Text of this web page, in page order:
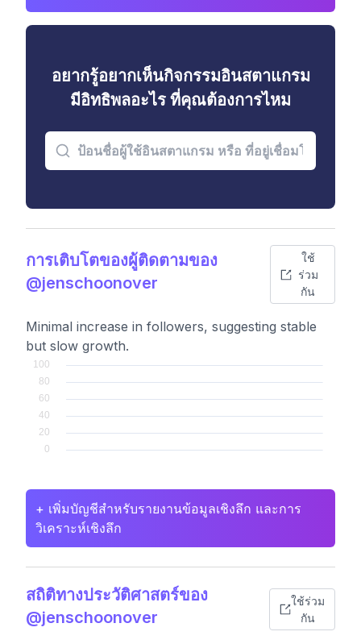
อยากรู้อยากเห็นกิจกรรมอินสตาแกรม
มีอิทธิพลอะไร ที่คุณต้องการไหม
การเติบโตของผู้ติดตามของ
@jenschoonover
ใช้
ร่วม
กัน
Minimal increase in followers, suggesting stable
but slow growth.
+ เพิ่มบัญชีสำหรับรายงานข้อมูลเชิงลึก และการ
วิเคราะห์เชิงลึก
สถิติทางประวัติศาสตร์ของ
@jenschoonover
ใช้ร่วม
กัน